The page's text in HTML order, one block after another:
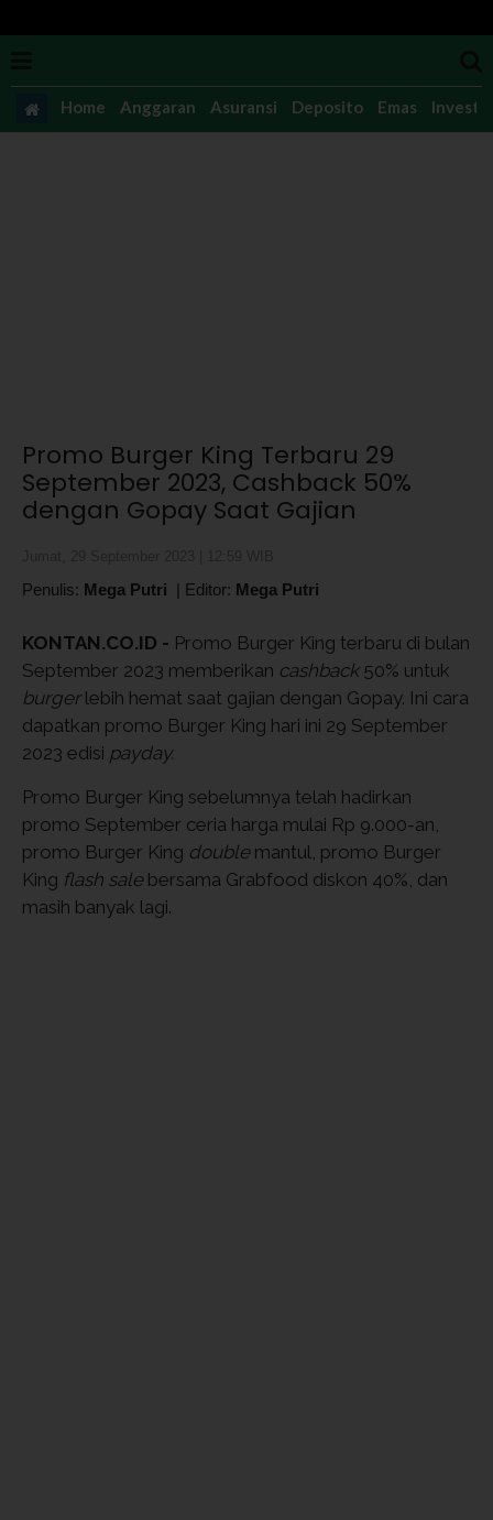
Home Anggaran Asuransi Deposito Emas
Promo Burger King Terbaru 29
September 2023, Cashback 50%
dengan Gopay Saat Gajian
Penulis: Mega Putri | Editor: Mega Putri
KONTAN.CO.ID - Promo Burger King terbaru di bulan
September 2023 memberikan cashback50% untuk
burgerlebih hemat saat gajian dengan Gopay. Ini cara
dapatkan promo Burger King hari ini 29 September
2023 edisi payday.
Promo Burger King sebelumnya telah hadirkan
promo September ceria harga mulai Rp 9.000-an,
promo Burger King double mantul, promo Burger
King flash salebersama Grabfood diskon 40%, dan
masih banyak lagi.